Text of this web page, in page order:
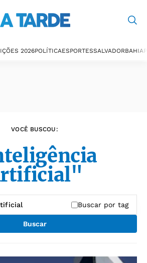
2026POLÍTICAESPORTESSALVADORBAHIA
VOCÊ BUSCOU:
Buscar por tag
Buscar